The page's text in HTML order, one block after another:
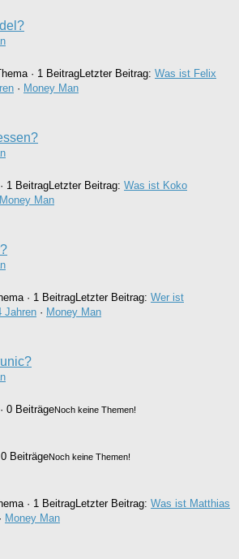
· 1 BeitragLetzter Beitrag: Was ist Felix
· Money Man
1 BeitragLetzter Beitrag: Was ist Koko
Money Man
· 1 BeitragLetzter Beitrag: Wer ist
Jahren · Money Man
0 BeiträgeNoch keine Themen!
BeiträgeNoch keine Themen!
· 1 BeitragLetzter Beitrag: Was ist Matthias
· Money Man